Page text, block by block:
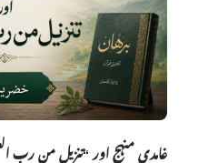
غامدی منہج اور “تنزیل من رب